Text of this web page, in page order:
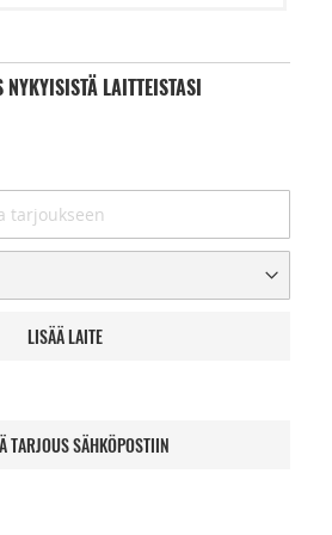
NYKYISISTÄ LAITTEISTASI
LISÄÄ LAITE
TARJOUS SÄHKÖPOSTIIN